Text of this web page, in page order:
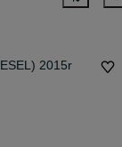
2015r